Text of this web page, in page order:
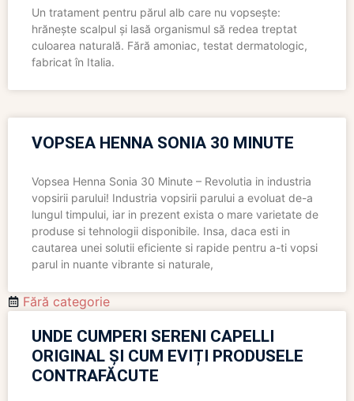
Un tratament pentru părul alb care nu vopsește:
hrănește scalpul și lasă organismul să redea treptat
culoarea naturală. Fără amoniac, testat dermatologic,
fabricat în Italia.
VOPSEA HENNA SONIA 30 MINUTE
Vopsea Henna Sonia 30 Minute – Revolutia in industria
vopsirii parului! Industria vopsirii parului a evoluat de-a
lungul timpului, iar in prezent exista o mare varietate de
produse si tehnologii disponibile. Insa, daca esti in
cautarea unei solutii eficiente si rapide pentru a-ti vopsi
parul in nuante vibrante si naturale,
Fără categorie
UNDE CUMPERI SERENI CAPELLI
ORIGINAL ȘI CUM EVIȚI PRODUSELE
CONTRAFĂCUTE